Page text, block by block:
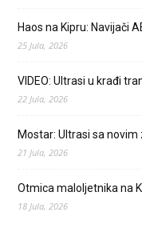
Haos na Kipru: Navijači
25 Jula, 2026
VIDEO: Ultrasi u krađi
22 Jula, 2026
Mostar: Ultrasi sa
21 Jula, 2026
Otmica maloljetnika na
18 Jula, 2026